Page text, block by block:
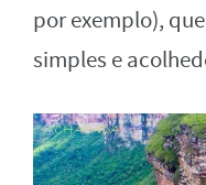
por exemplo),
simples e